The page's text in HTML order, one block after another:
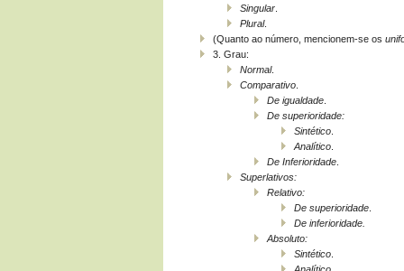
Singular
Plural.
(Quanto ao número, mencionem-se os
3. Grau:
Normal.
Comparativo
De igualdade
De superioridade:
Sintético
Analítico
De Inferioridade
Superlativos:
Relativo:
De superioridade
De inferioridade.
Absoluto:
Sintético